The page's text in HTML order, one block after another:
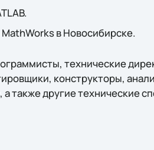
в Новосибирске.
технические
конструкторы,
а также другие технические